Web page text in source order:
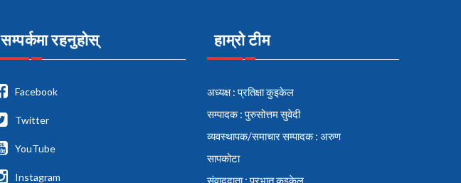
सम्पर्कमा रहनुहोस्
Facebook
Twitter
YouTube
Instagram
हाम्रो टीम
अध्यक्ष : प्रतिक्षा कुइकेल
सम्पादक : पुरुसोत्तम सुवेदी
व्यवस्थापक/समाचार सम्पादक : अरुण
सापकोटा